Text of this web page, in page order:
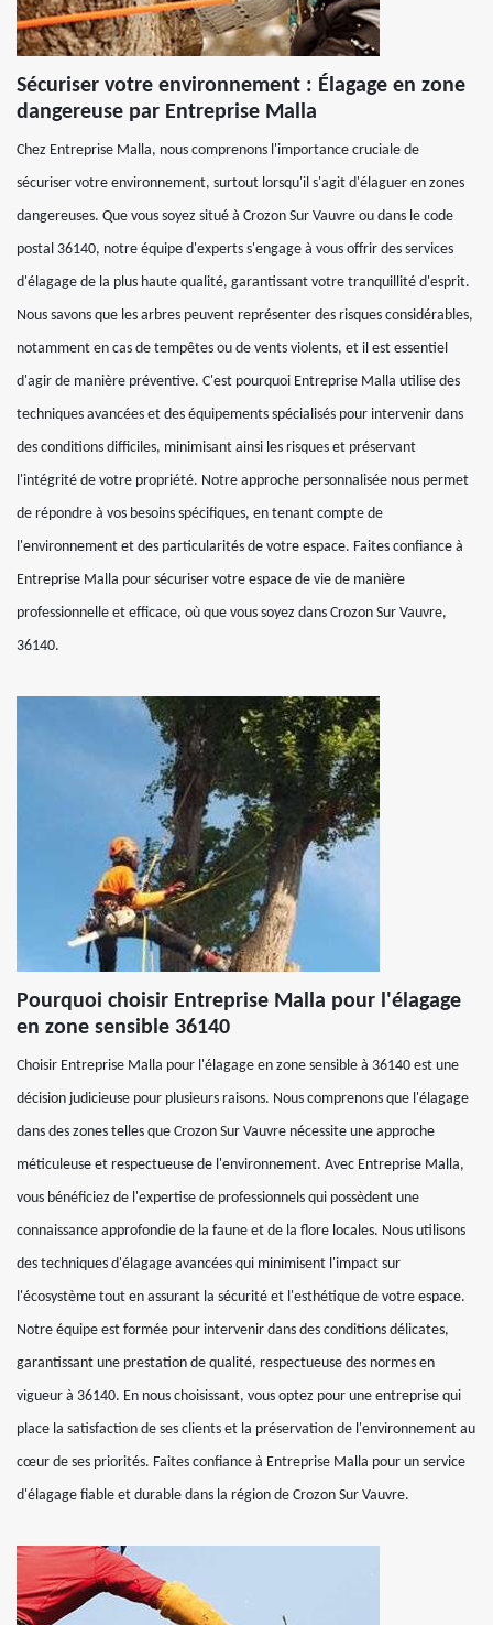
Sécuriser votre environnement : Élagage en zone
dangereuse par Entreprise Malla
Chez Entreprise Malla, nous comprenons l'importance cruciale de
sécuriser votre environnement, surtout lorsqu'il s'agit d'élaguer en zones
dangereuses. Que vous soyez situé à Crozon Sur Vauvre ou dans le code
postal 36140, notre équipe d'experts s'engage à vous offrir des services
d'élagage de la plus haute qualité, garantissant votre tranquillité d'esprit.
Nous savons que les arbres peuvent représenter des risques considérables,
notamment en cas de tempêtes ou de vents violents, et il est essentiel
d'agir de manière préventive. C'est pourquoi Entreprise Malla utilise des
techniques avancées et des équipements spécialisés pour intervenir dans
des conditions difficiles, minimisant ainsi les risques et préservant
l'intégrité de votre propriété. Notre approche personnalisée nous permet
de répondre à vos besoins spécifiques, en tenant compte de
l'environnement et des particularités de votre espace. Faites confiance à
Entreprise Malla pour sécuriser votre espace de vie de manière
professionnelle et efficace, où que vous soyez dans Crozon Sur Vauvre,
36140.
Pourquoi choisir Entreprise Malla pour l'élagage
en zone sensible 36140
Choisir Entreprise Malla pour l'élagage en zone sensible à 36140 est une
décision judicieuse pour plusieurs raisons. Nous comprenons que l'élagage
dans des zones telles que Crozon Sur Vauvre nécessite une approche
méticuleuse et respectueuse de l'environnement. Avec Entreprise Malla,
vous bénéficiez de l'expertise de professionnels qui possèdent une
connaissance approfondie de la faune et de la flore locales. Nous utilisons
des techniques d'élagage avancées qui minimisent l'impact sur
l'écosystème tout en assurant la sécurité et l'esthétique de votre espace.
Notre équipe est formée pour intervenir dans des conditions délicates,
garantissant une prestation de qualité, respectueuse des normes en
vigueur à 36140. En nous choisissant, vous optez pour une entreprise qui
place la satisfaction de ses clients et la préservation de l'environnement au
cœur de ses priorités. Faites confiance à Entreprise Malla pour un service
d'élagage fiable et durable dans la région de Crozon Sur Vauvre.